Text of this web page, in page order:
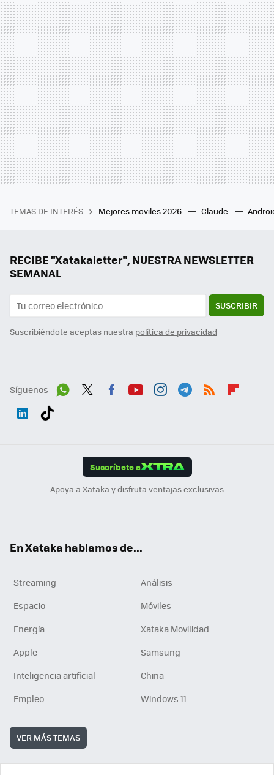
TEMAS DE INTERÉS Mejores moviles 2026 Claude
RECIBE "Xatakaletter", NUESTRA NEWSLETTER
SEMANAL
SUSCRIBIR
Suscribiéndote aceptas nuestra política de privacidad
Síguenos
Suscríbete a
Apoya a Xataka y disfruta ventajas exclusivas
En Xataka hablamos de...
Streaming
Análisis
Espacio
Móviles
Energía
Xataka Movilidad
Apple
Samsung
Inteligencia artificial
China
Empleo
Windows 11
VER MÁS TEMAS